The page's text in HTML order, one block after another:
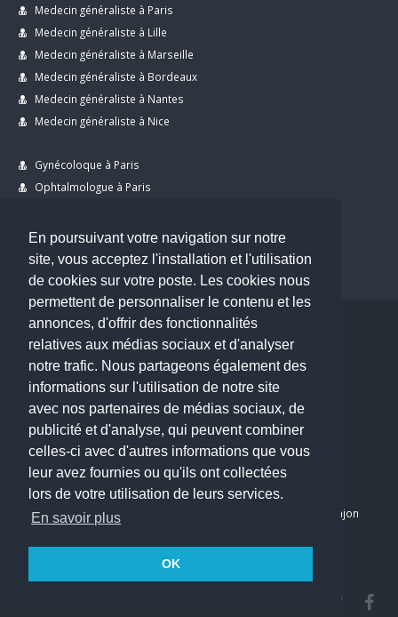
En poursuivant votre navigation sur notre
site, vous acceptez l'installation et l'utilisation
de cookies sur votre poste. Les cookies nous
permettent de personnaliser le contenu et les
annonces, d'offrir des fonctionnalités
relatives aux médias sociaux et d'analyser
notre trafic. Nous partageons également des
informations sur l'utilisation de notre site
avec nos partenaires de médias sociaux, de
publicité et d'analyse, qui peuvent combiner
celles-ci avec d'autres informations que vous
leur avez fournies ou qu'ils ont collectées
lors de votre utilisation de leurs services.
En savoir plus
OK
Medecin généraliste à Paris
Medecin généraliste à Lille
Medecin généraliste à Marseille
Medecin généraliste à Bordeaux
Medecin généraliste à Nantes
Medecin généraliste à Nice
Gynécoloque à Paris
Ophtalmologue à Paris
Dentiste à Paris
Copyright © 2026 . All Rights Reserved.
choisirunmedecin@gmail.com
Nous contacter
Accueil
Blog
Mon compte
Dernier avis : PASCAL DELCAMPE, Chirurgien maxillo-faciale à Arpajon